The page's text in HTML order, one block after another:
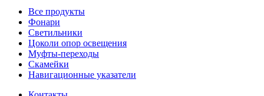
Все продукты
Фонари
Светильники
Цоколи опор освещения
Муфты-переходы
Скамейки
Навигационные указатели